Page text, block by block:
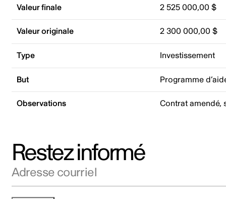
Valeur finale 2 525 000,00 $
Valeur originale 2 300 000,00 $
Type Investissement
But Programme
Observations Contrat amendé,
Restez informé